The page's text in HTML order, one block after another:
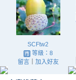
SCFtw2
等級：8
留言｜ 加入好友